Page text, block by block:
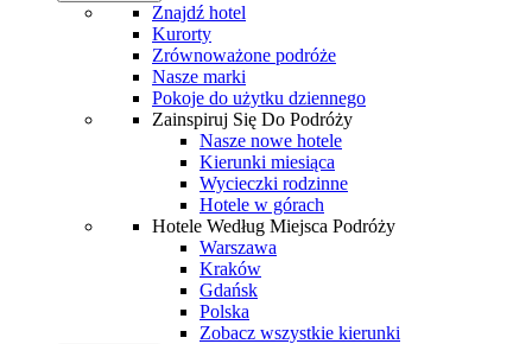
Znajdź hotel
Kurorty
Zrównoważone podróże
Nasze marki
Pokoje do użytku dziennego
Zainspiruj Się Do Podróży
Nasze nowe hotele
Kierunki miesiąca
Wycieczki rodzinne
Hotele w górach
Hotele Według Miejsca Podróży
Warszawa
Kraków
Gdańsk
Polska
Zobacz wszystkie kierunki